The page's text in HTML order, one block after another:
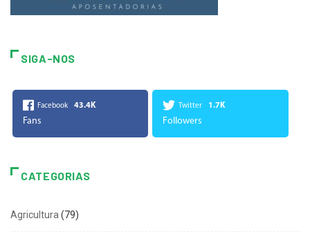
SIGA-NOS
Facebook 43.4K
Fans
Twitter 1.7K
Followers
CATEGORIAS
Agricultura (79)